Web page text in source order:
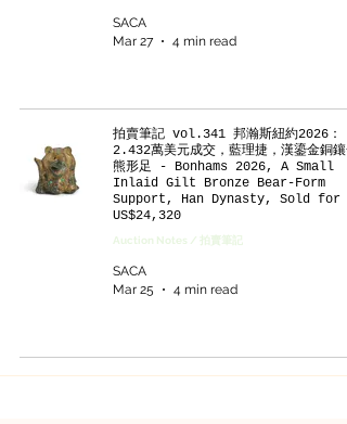
SACA
Mar 27
4 min read
拍賣筆記 vol.341 邦瀚斯紐約2026：
2.432萬美元成交，藍理捷，漢鎏金銅鑲
熊形足 - Bonhams 2026, A Small
Inlaid Gilt Bronze Bear-Form
Support, Han Dynasty, Sold for
US$24,320
Auction Notes / 拍賣筆記
SACA
Mar 25
4 min read